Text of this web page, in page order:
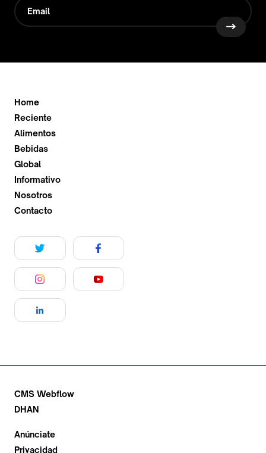
Home
Reciente
Alimentos
Bebidas
Global
Informativo
Nosotros
Contacto
CMS Webflow
DHAN
Anúnciate
Privacidad